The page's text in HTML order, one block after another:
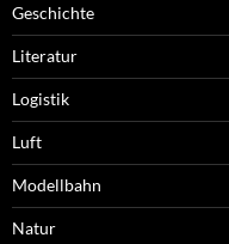
Geschichte
Literatur
Logistik
Luft
Modellbahn
Natur